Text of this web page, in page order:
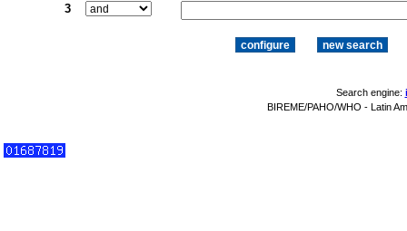
3
Search engine:
BIREME/PAHO/WHO - Latin